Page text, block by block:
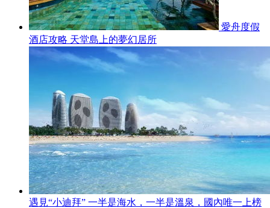
愛舟度假
酒店攻略 天堂島上的夢幻居所
遇見“小迪拜” 一半是海水，一半是溫泉，國內唯一上榜